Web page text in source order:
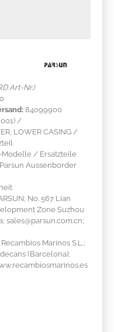
Art-Nr.)
84099900
/
LOWER CASING /
Modelle / Ersatzteile
Aussenborder
No. 567 Lian
Zone Suzhou
sales@parsun.com.cn;
Recambios Marinos S.L.;
(Barcelona);